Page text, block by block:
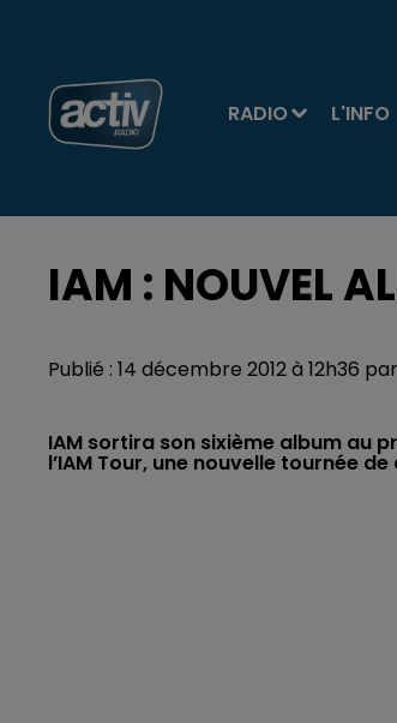
RADIO L'INFO
IAM : NOUVEL
Publié : 14 décembre 2012 à 12h36
IAM sortira son sixième album au
l’IAM Tour, une nouvelle tournée